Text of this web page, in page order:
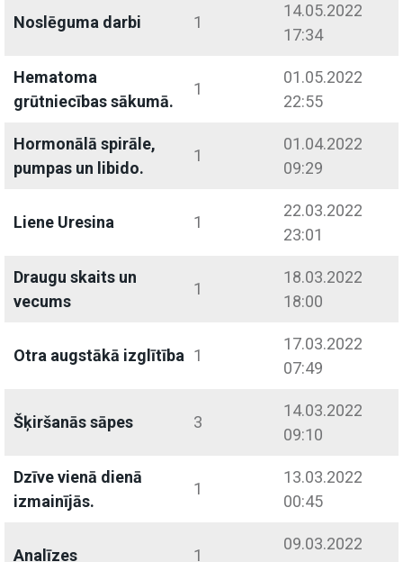
Noslēguma darbi 1
14.05.2022
17:34
Hematoma
grūtniecības sākumā.
1
01.05.2022
22:55
Hormonālā spirāle,
pumpas un libido.
1
01.04.2022
09:29
Liene Uresina 1
22.03.2022
23:01
Draugu skaits un
vecums
1
18.03.2022
18:00
Otra augstākā izglītība 1
17.03.2022
07:49
Šķiršanās sāpes 3
14.03.2022
09:10
Dzīve vienā dienā
izmainījās.
1
13.03.2022
00:45
Analīzes 1
09.03.2022